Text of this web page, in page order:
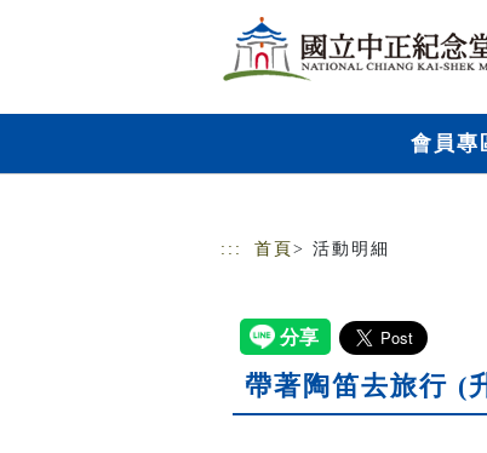
會員專
::: 首頁 > 活動明細
帶著陶笛去旅行 (